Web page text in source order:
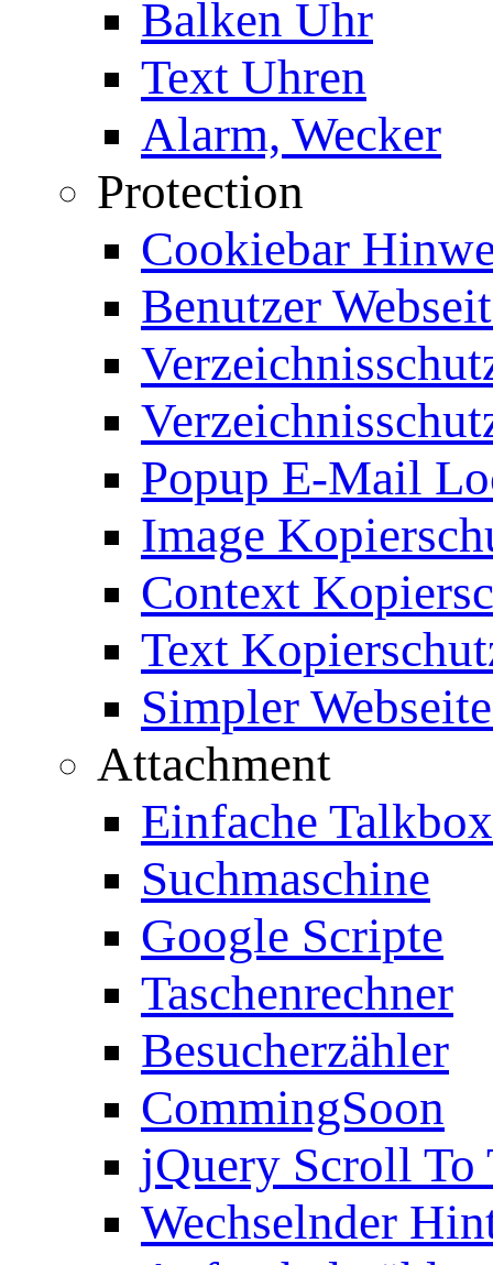
Balken Uhr
Text Uhren
Alarm, Wecker
Protection
Cookiebar
Benutzer
Popup E-Mail
Image
Context
Text
Simpler
Attachment
Einfache Talkbox
Suchmaschine
Google Scripte
Taschenrechner
Besucherzähler
CommingSoon
jQuery Scroll To
Wechselnder